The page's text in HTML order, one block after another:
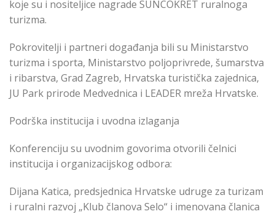
koje su i nositeljice nagrade SUNCOKRET ruralnoga
turizma.
Pokrovitelji i partneri događanja bili su Ministarstvo
turizma i sporta, Ministarstvo poljoprivrede, šumarstva
i ribarstva, Grad Zagreb, Hrvatska turistička zajednica,
JU Park prirode Medvednica i LEADER mreža Hrvatske.
Podrška institucija i uvodna izlaganja
Konferenciju su uvodnim govorima otvorili čelnici
institucija i organizacijskog odbora:
Dijana Katica, predsjednica Hrvatske udruge za turizam
i ruralni razvoj „Klub članova Selo“ i imenovana članica